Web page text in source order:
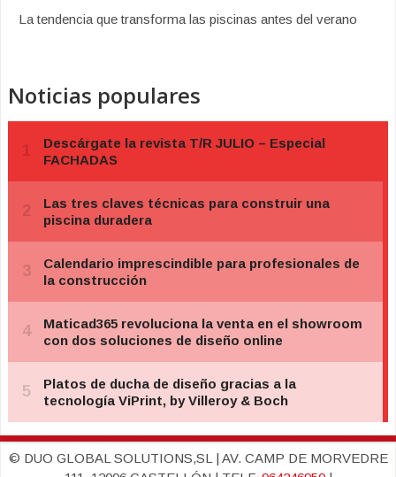
La tendencia que transforma las piscinas antes del verano
Noticias populares
© DUO GLOBAL SOLUTIONS,SL | AV. CAMP DE MORVEDRE